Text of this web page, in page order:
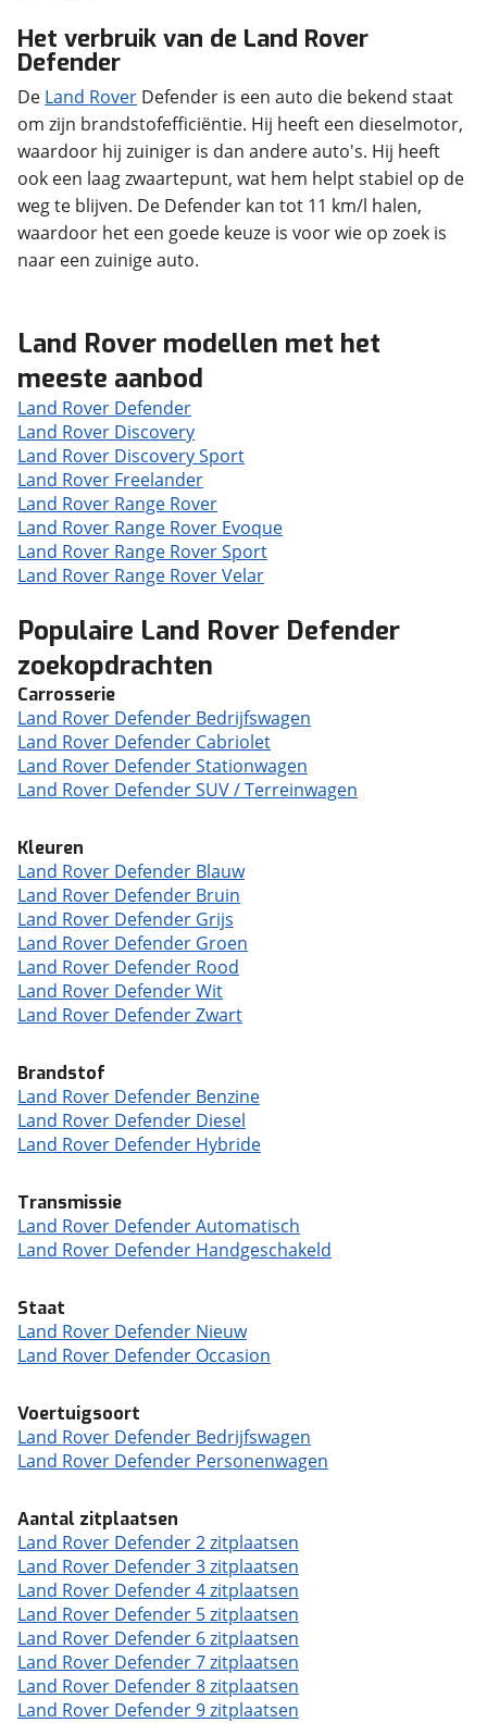
Het verbruik van de Land Rover
Defender
De Land Rover Defender is een auto die bekend staat
om zijn brandstofefficiëntie. Hij heeft een dieselmotor,
waardoor hij zuiniger is dan andere auto's. Hij heeft
ook een laag zwaartepunt, wat hem helpt stabiel op de
weg te blijven. De Defender kan tot 11 km/l halen,
waardoor het een goede keuze is voor wie op zoek is
naar een zuinige auto.
Land Rover modellen met het
meeste aanbod
Land Rover Defender
Land Rover Discovery
Land Rover Discovery Sport
Land Rover Freelander
Land Rover Range Rover
Land Rover Range Rover Evoque
Land Rover Range Rover Sport
Land Rover Range Rover Velar
Populaire Land Rover Defender
zoekopdrachten
Carrosserie
Land Rover Defender Bedrijfswagen
Land Rover Defender Cabriolet
Land Rover Defender Stationwagen
Land Rover Defender SUV / Terreinwagen
Kleuren
Land Rover Defender Blauw
Land Rover Defender Bruin
Land Rover Defender Grijs
Land Rover Defender Groen
Land Rover Defender Rood
Land Rover Defender Wit
Land Rover Defender Zwart
Brandstof
Land Rover Defender Benzine
Land Rover Defender Diesel
Land Rover Defender Hybride
Transmissie
Land Rover Defender Automatisch
Land Rover Defender Handgeschakeld
Staat
Land Rover Defender Nieuw
Land Rover Defender Occasion
Voertuigsoort
Land Rover Defender Bedrijfswagen
Land Rover Defender Personenwagen
Aantal zitplaatsen
Land Rover Defender 2 zitplaatsen
Land Rover Defender 3 zitplaatsen
Land Rover Defender 4 zitplaatsen
Land Rover Defender 5 zitplaatsen
Land Rover Defender 6 zitplaatsen
Land Rover Defender 7 zitplaatsen
Land Rover Defender 8 zitplaatsen
Land Rover Defender 9 zitplaatsen